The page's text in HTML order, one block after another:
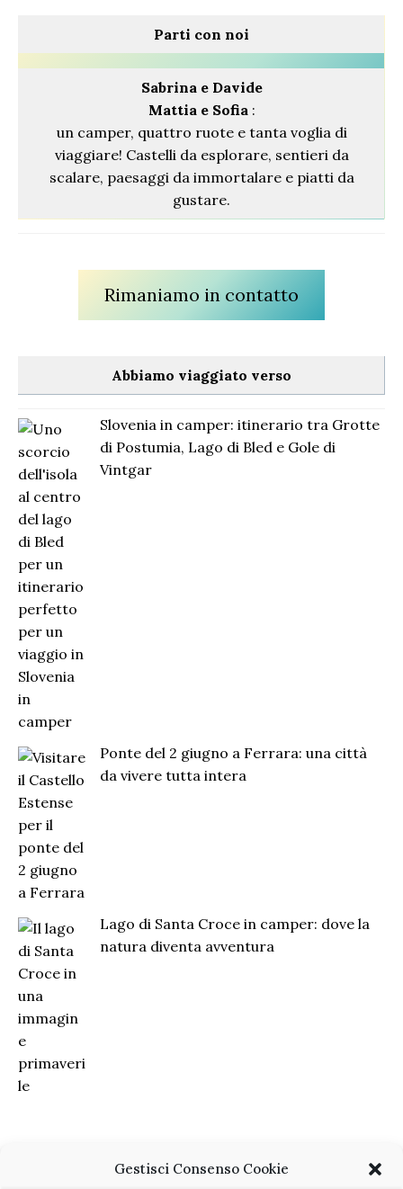
Gestisci Consenso Cookie
Parti con noi
Sabrina e Davide
Mattia e Sofia:
un camper, quattro ruote e tanta voglia di
viaggiare! Castelli da esplorare, sentieri da
scalare, paesaggi da immortalare e piatti da
gustare.
Rimaniamo in contatto
Abbiamo viaggiato verso
Slovenia in camper: itinerario tra Grotte
di Postumia, Lago di Bled e Gole di
Vintgar
Ponte del 2 giugno a Ferrara: una città
da vivere tutta intera
Lago di Santa Croce in camper: dove la
natura diventa avventura